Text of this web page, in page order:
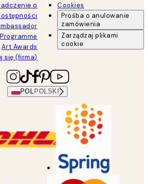
o
Programme
Art Awards
się (firma)
Cookies
Prośba o anulowanie
zamówienia
Zarządzaj plikami
cookie
POL POLSKI